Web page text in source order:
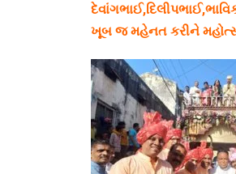
ખૂબ જ મહેનત કરીને